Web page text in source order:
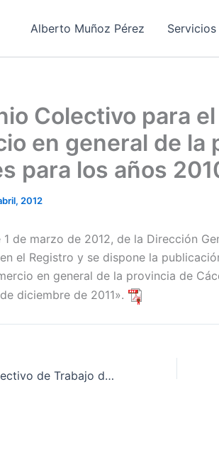
Alberto Muñoz Pérez Servicios
Colectivo para
en general de la
para los años
2012
1 de marzo de 2012, de la Dirección
el Registro y se dispone la
en general de la provincia de
diciembre de 2011».
Convenio Colectivo de Trabajo del Sector Comercio de Calzado, Piel y Artículos de Regalos de la provincia de Badajoz, en la que se recogen acuerdos relativos a la revisión salarial año 2011, y actualización de los artículos 22 y 24 (indemnización y dietas del año 2011).